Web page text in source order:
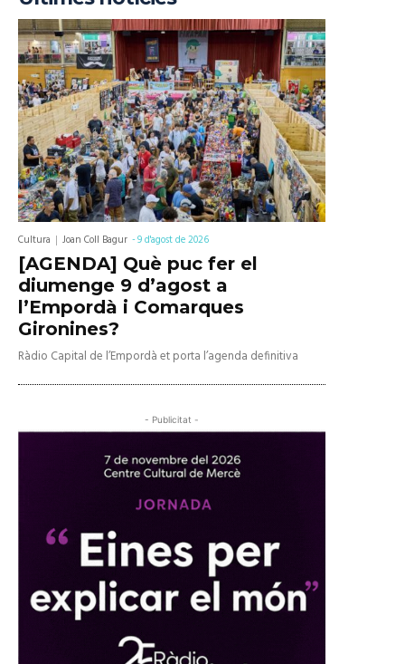
Cultura Joan Coll Bagur -9 d'agost de 2026
[AGENDA] Què puc fer el
diumenge 9 d’agost a
l’Empordà i Comarques
Gironines?
Ràdio Capital de l’Empordà et porta l’agenda definitiva
- Publicitat -